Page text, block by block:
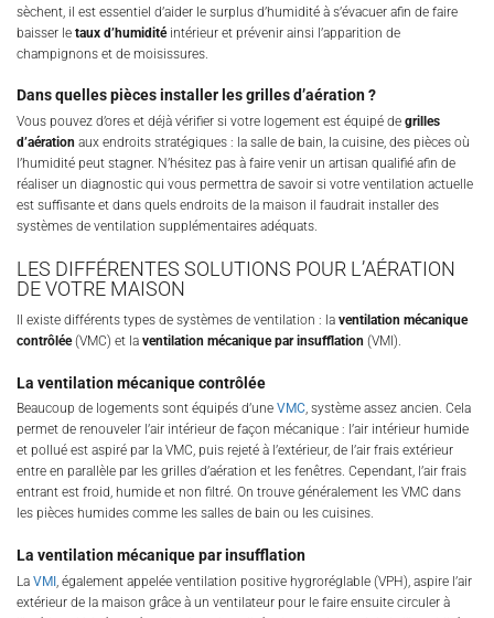
sèchent, il est essentiel d’aider le surplus d’humidité à s’évacuer afin de faire
baisser le taux d’humiditéintérieur et prévenir ainsi l’apparition de
champignons et de moisissures.
Dans quelles pièces installer les grilles d’aération ?
Vous pouvez d’ores et déjà vérifier si votre logement est équipé de grilles
d’aération aux endroits stratégiques : la salle de bain, la cuisine, des pièces où
l’humidité peut stagner. N’hésitez pas à faire venir un artisan qualifié afin de
réaliser un diagnostic qui vous permettra de savoir si votre ventilation actuelle
est suffisante et dans quels endroits de la maison il faudrait installer des
systèmes de ventilation supplémentaires adéquats.
LES DIFFÉRENTES SOLUTIONS POUR L’AÉRATION
DE VOTRE MAISON
Il existe différents types de systèmes de ventilation : la ventilation mécanique
contrôlée(VMC) et la ventilation mécanique par insufflation (VMI).
La ventilation mécanique contrôlée
Beaucoup de logements sont équipés d’une VMC, système assez ancien. Cela
permet de renouveler l’air intérieur de façon mécanique : l’air intérieur humide
et pollué est aspiré par la VMC, puis rejeté à l’extérieur, de l’air frais extérieur
entre en parallèle par les grilles d’aération et les fenêtres. Cependant, l’air frais
entrant est froid, humide et non filtré. On trouve généralement les VMC dans
les pièces humides comme les salles de bain ou les cuisines.
La ventilation mécanique par insufflation
La VMI , également appelée ventilation positive hygroréglable (VPH), aspire l’air
extérieur de la maison grâce à un ventilateur pour le faire ensuite circuler à